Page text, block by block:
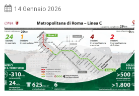
14 Gennaio 2026